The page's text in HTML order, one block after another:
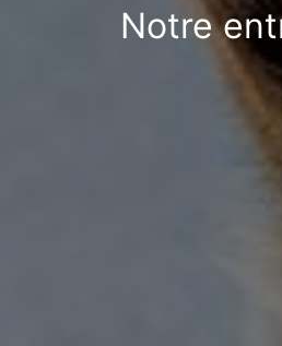
Notre